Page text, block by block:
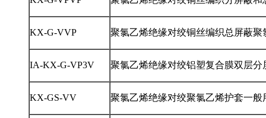
KX-G-VVP 聚氯乙烯绝缘对绞铜丝编织总屏蔽
IA-KX-G-VP3V 聚氯乙烯绝缘对绞铝塑复合膜双层
KX-GS-VV 聚氯乙烯绝缘对绞聚氯乙烯护套一